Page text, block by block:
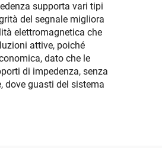
supporta vari tipi
del segnale migliora
elettromagnetica che
attive, poiché
dato che le
di impedenza, senza
dove guasti del sistema